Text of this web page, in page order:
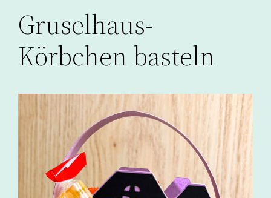
Gruselhaus-
Körbchen basteln